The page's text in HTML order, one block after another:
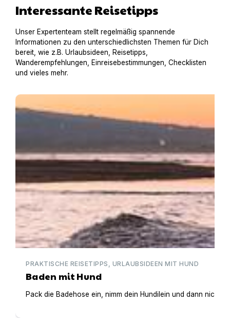
Interessante Reisetipps
Unser Expertenteam stellt regelmäßig spannende
Informationen zu den unterschiedlichsten Themen für Dich
bereit, wie z.B. Urlaubsideen, Reisetipps,
Wanderempfehlungen, Einreisebestimmungen, Checklisten
und vieles mehr.
Baden mit Hund
PRAKTISCHE REISETIPPS, URLAUBSIDEEN MIT HUND
Baden mit Hund
Pack die Badehose ein, nimm dein Hundilein und dann nichts